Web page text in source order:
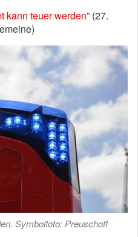
kann teuer werden” (27.
Symbolfoto: Preuschoff